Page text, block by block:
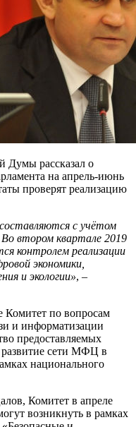
Думы рассказал о
на апрель-июнь
проверят реализацию
с учётом
втором квартале 2019
контролем реализации
экономики,
и экологии», –
Комитет по вопросам
и информатизации
предоставляемых
развитие сети МФЦ в
национального
Комитет в апреле
возникнуть в рамках